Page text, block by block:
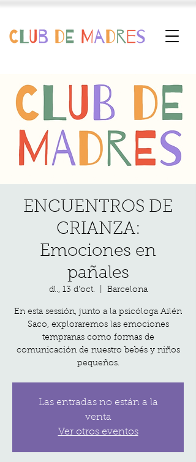
ENCUENTROS DE
CRIANZA:
Emociones en
pañales
dl., 13 d’oct. Barcelona
En esta sessión, junto a la psicóloga Ailén
Saco, exploraremos las emociones
tempranas como formas de
comunicación de nuestro bebés y niños
pequeños.
Las entradas no están a la
venta
Ver otros eventos